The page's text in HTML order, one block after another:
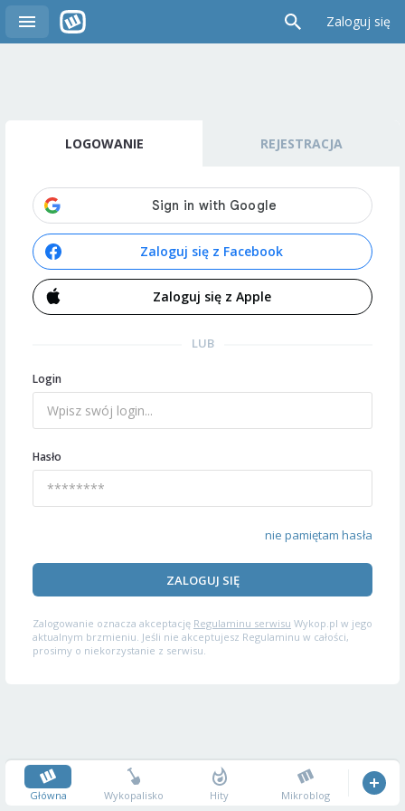
Zaloguj się
LOGOWANIE REJESTRACJA
Zaloguj się z Facebook
Zaloguj się z Apple
LUB
Login
Hasło
nie pamiętam hasła
ZALOGUJ SIĘ
Zalogowanie oznacza akceptację Regulaminu serwisu Wykop.pl w jego
aktualnym brzmieniu. Jeśli nie akceptujesz Regulaminu w całości,
prosimy o niekorzystanie z serwisu.
Główna Wykopalisko Hity Mikroblog